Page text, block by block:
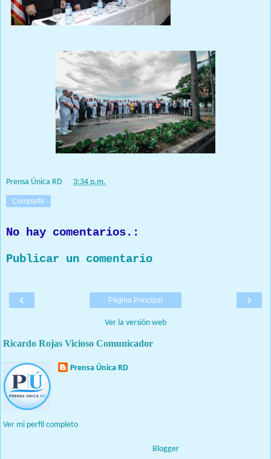
Prensa Única RD 3:34 p.m.
Compartir
No hay comentarios.:
Publicar un comentario
‹ ›
Página Principal
Ver la versión web
Ricardo Rojas Vicioso Comunicador
Prensa Única RD
Ver mi perfil completo
Blogger.